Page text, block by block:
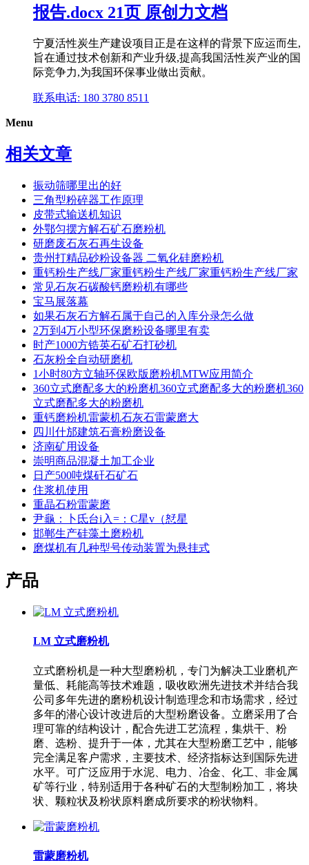
报告.docx 21页 原创力文档
宁夏活性炭生产建设项目正是在这样的背景下应运而生,
旨在通过技术创新和产业升级,提高我国活性炭产业的国
际竞争力,为我国环保事业做出贡献。
联系电话: 180 3780 8511
Menu
相关文章
振动筛哪里出的好
三角型粉碎器工作原理
皮带式输送机知识
外鄂匀摆方解石矿石磨粉机
研磨废石灰石再生设备
贵州打精品砂粉设备器 二氧化硅磨粉机
重钙粉生产线厂家重钙粉生产线厂家重钙粉生产线厂家
常见石灰石碳酸钙磨粉机有哪些
宝马展落幕
如果石灰石方解石属于自己的入库分录怎么做
2万到4万小型环保磨粉设备哪里有卖
时产1000方锆英石矿石打砂机
石灰粉全自动研磨机
1小时80方立轴环保欧版磨粉机MTW应用简介
360立式磨配多大的粉磨机360立式磨配多大的粉磨机360
立式磨配多大的粉磨机
重钙磨粉机雷蒙机石灰石雷蒙磨大
四川什邡建筑石膏粉磨设备
济南矿用设备
崇明商品混凝土加工企业
日产500吨煤矸石矿石
住浆机使用
重晶石粉雷蒙磨
尹龜：卜氐台i入=：C星v（恏星
邯郸生产硅藻土磨粉机
磨煤机有几种型号传动装置为悬挂式
产品
LM 立式磨粉机
立式磨粉机是一种大型磨粉机，专门为解决工业磨机产
量低、耗能高等技术难题，吸收欧洲先进技术并结合我
公司多年先进的磨粉机设计制造理念和市场需求，经过
多年的潜心设计改进后的大型粉磨设备。立磨采用了合
理可靠的结构设计，配合先进工艺流程，集烘干、粉
磨、选粉、提升于一体，尤其在大型粉磨工艺中，能够
完全满足客户需求，主要技术、经济指标达到国际先进
水平。可广泛应用于水泥、电力、冶金、化工、非金属
矿等行业，特别适用于各种矿石的大型制粉加工，将块
状、颗粒状及粉状原料磨成所要求的粉状物料。
雷蒙磨粉机